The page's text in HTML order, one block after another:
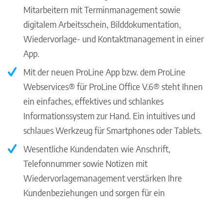
Mitarbeitern mit Terminmanagement sowie
digitalem Arbeitsschein, Bilddokumentation,
Wiedervorlage- und Kontaktmanagement in einer
App.
Mit der neuen ProLine App bzw. dem ProLine
Webservices® für ProLine Office V.6® steht Ihnen
ein einfaches, effektives und schlankes
Informationssystem zur Hand. Ein intuitives und
schlaues Werkzeug für Smartphones oder Tablets.
Wesentliche Kundendaten wie Anschrift,
Telefonnummer sowie Notizen mit
Wiedervorlagemanagement verstärken Ihre
Kundenbeziehungen und sorgen für ein